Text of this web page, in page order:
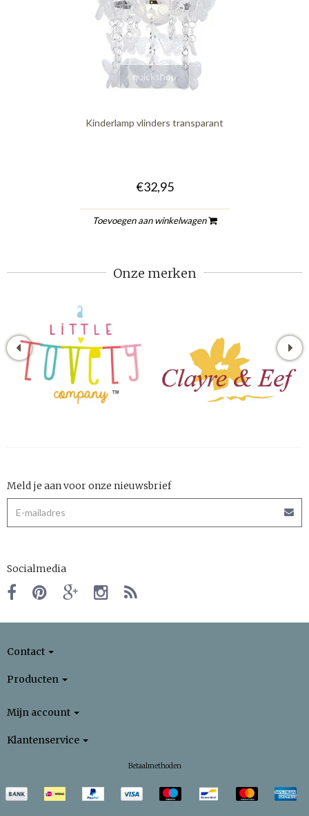
quickshop
Kinderlamp vlinders transparant
€32,95
Toevoegen aan winkelwagen
Onze merken
Meld je aan voor onze nieuwsbrief
Socialmedia
Contact
Producten
Mijn account
Klantenservice
Betaalmethoden